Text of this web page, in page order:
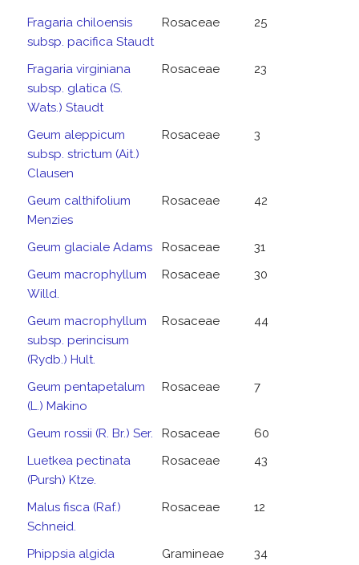
Fragaria chiloensis
subsp. pacifica Staudt
Rosaceae 25
Fragaria virginiana
subsp. glatica (S.
Wats.) Staudt
Rosaceae 23
Geum aleppicum
subsp. strictum (Ait.)
Clausen
Rosaceae 3
Geum calthifolium
Menzies
Rosaceae 42
Geum glaciale Adams Rosaceae
31
Geum macrophyllum
Willd.
Rosaceae 30
Geum macrophyllum
subsp. perincisum
(Rydb.) Hult.
Rosaceae 44
Geum pentapetalum
(L.) Makino
Rosaceae 7
Geum rossii (R. Br.) Ser. Rosaceae
60
Luetkea pectinata
(Pursh) Ktze.
Rosaceae 43
Malus fisca (Raf.)
Schneid.
Rosaceae 12
Phippsia algida
Gramineae 34